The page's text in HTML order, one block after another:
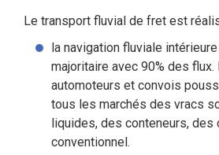
Le transport fluvial de fret est
la navigation fluviale
majoritaire avec 90% des
automoteurs et convois
tous les marchés des vracs
liquides, des conteneurs,
conventionnel.